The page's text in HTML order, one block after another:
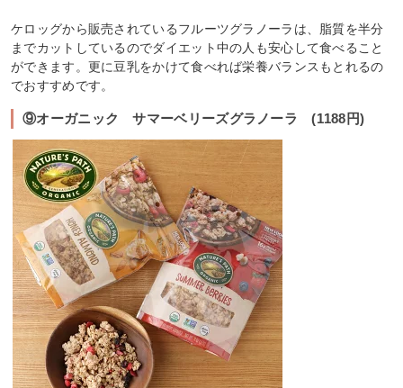
ケロッグから販売されているフルーツグラノーラは、脂質を半分
までカットしているのでダイエット中の人も安心して食べること
ができます。更に豆乳をかけて食べれば栄養バランスもとれるの
でおすすめです。
⑨オーガニック サマーベリーズグラノーラ (1188円)